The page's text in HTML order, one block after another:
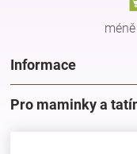
Informace
Pro maminky a